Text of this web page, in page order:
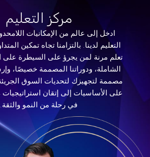
مركز التعليم
ادخل إلى عالم من الإمكانيات
التعليم لدينا. بالتزامنا تجاه تمكين
تعلم مرنة لمن يجرؤ على السيطرة على
الشاملة، ودوراتنا المصممة خصيصًا،
مصممة لتجهيزك لتحديات السوق
على الأساسيات إلى إتقان
في رحلة من النمو والثقة.